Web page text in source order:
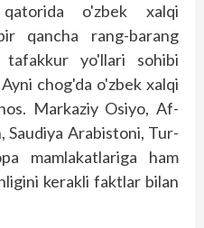
o'zbek xalqi
qancha rang-barang
tafakkur yo'llari sohibi
chog'da o'zbek xal­qi
Markaziy Osiyo, Af­
Saudiya Arabistoni, Tur­
mamlakatlariga ham
kerakli faktlar bilan